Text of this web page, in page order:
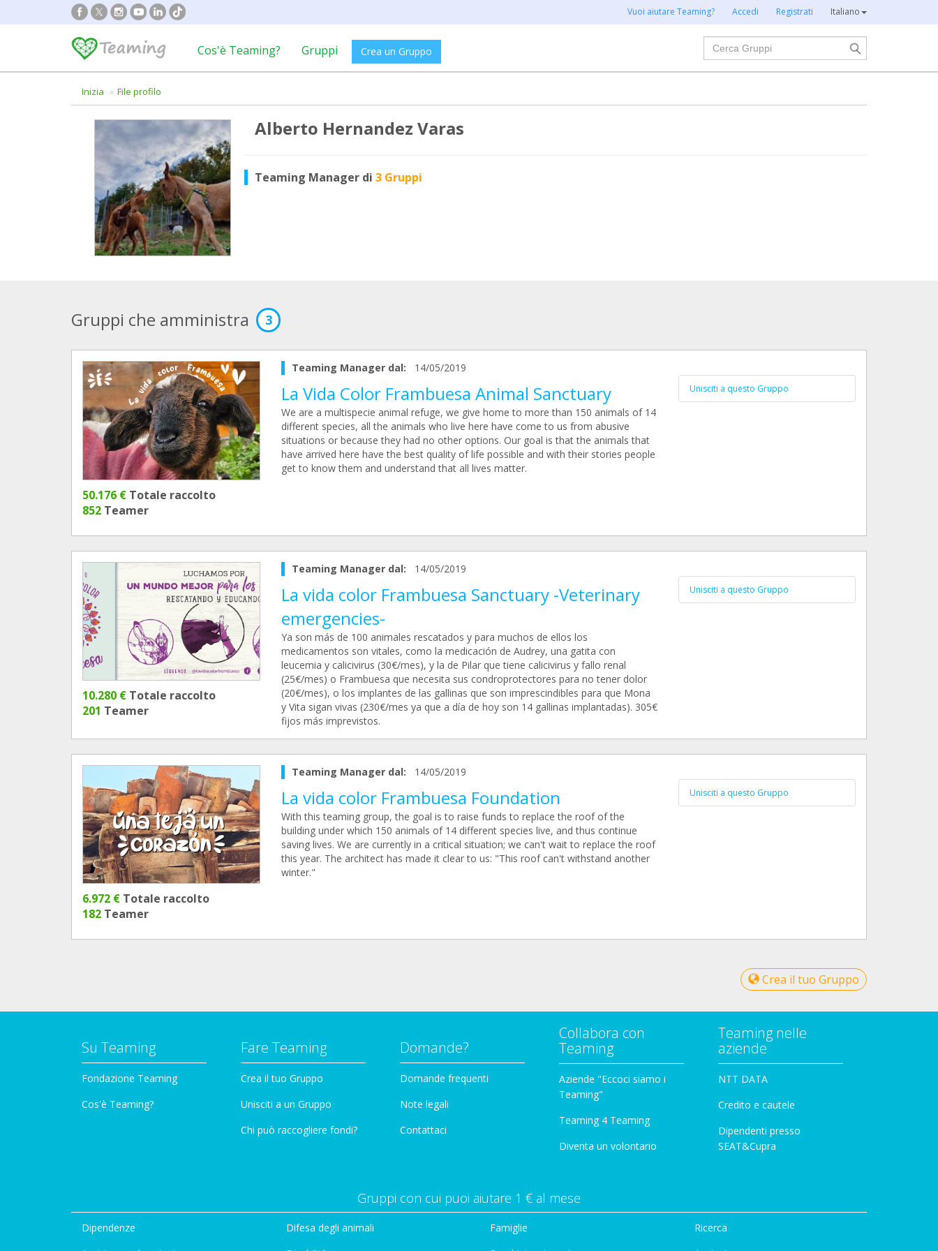
Vuoi aiutare Teaming? Accedi Registrati Italiano
Cos'è Teaming? Gruppi Crea un Gruppo
Cerca
Inizia File profilo
Alberto Hernandez Varas
Teaming Manager di 3 Gruppi
Gruppi che amministra 3
50.176 € Totale raccolto
852 Teamer
Teaming Manager dal: 14/05/2019
La Vida Color Frambuesa Animal Sanctuary
We are a multispecie animal refuge, we give home to more than 150 animals of 14
different species, all the animals who live here have come to us from abusive
situations or because they had no other options. Our goal is that the animals that
have arrived here have the best quality of life possible and with their stories people
get to know them and understand that all lives matter.
Unisciti a questo Gruppo
10.280 € Totale raccolto
201 Teamer
Teaming Manager dal: 14/05/2019
La vida color Frambuesa Sanctuary -Veterinary
emergencies-
Ya son más de 100 animales rescatados y para muchos de ellos los
medicamentos son vitales, como la medicación de Audrey, una gatita con
leucemia y calicivirus (30€/mes), y la de Pilar que tiene calicivirus y fallo renal
(25€/mes) o Frambuesa que necesita sus condroprotectores para no tener dolor
(20€/mes), o los implantes de las gallinas que son imprescindibles para que Mona
y Vita sigan vivas (230€/mes ya que a día de hoy son 14 gallinas implantadas). 305€
fijos más imprevistos.
Unisciti a questo Gruppo
6.972 € Totale raccolto
182 Teamer
Teaming Manager dal: 14/05/2019
La vida color Frambuesa Foundation
With this teaming group, the goal is to raise funds to replace the roof of the
building under which 150 animals of 14 different species live, and thus continue
saving lives. We are currently in a critical situation; we can't wait to replace the roof
this year. The architect has made it clear to us: "This roof can't withstand another
winter."
Unisciti a questo Gruppo
Crea il tuo Gruppo
Su Teaming
Fondazione Teaming
Cos'è Teaming?
Fare Teaming
Crea il tuo Gruppo
Unisciti a un Gruppo
Chi può raccogliere fondi?
Domande?
Domande frequenti
Note legali
Contattaci
Collabora con
Teaming
Aziende "Eccoci siamo i
Teaming"
Teaming 4 Teaming
Diventa un volontario
Teaming nelle
aziende
NTT DATA
Credito e cautele
Dipendenti presso
SEAT&Cupra
Gruppi con cui puoi aiutare 1 € al mese
Dipendenze
Difesa degli animali
Famiglie
Ricerca